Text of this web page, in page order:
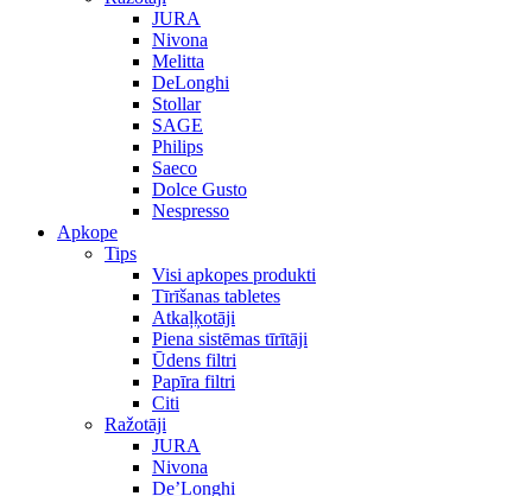
JURA
Nivona
Melitta
DeLonghi
Stollar
SAGE
Philips
Saeco
Dolce Gusto
Nespresso
Apkope
Tips
Visi apkopes produkti
Tīrīšanas tabletes
Atkaļķotāji
Piena sistēmas tīrītāji
Ūdens filtri
Papīra filtri
Citi
Ražotāji
JURA
Nivona
De’Longhi